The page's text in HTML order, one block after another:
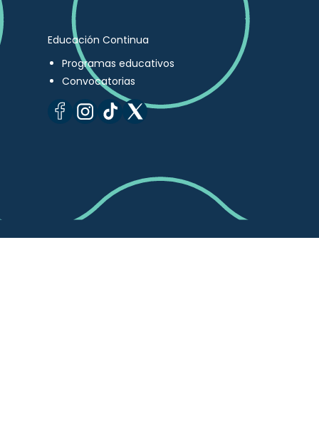
Educación Continua
Programas educativos
Convocatorias